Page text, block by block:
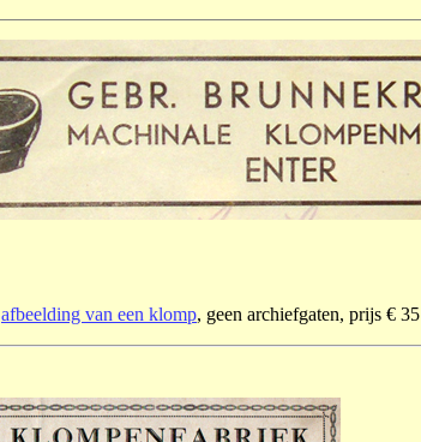
afbeelding van een klomp, geen archiefgaten, prijs € 35